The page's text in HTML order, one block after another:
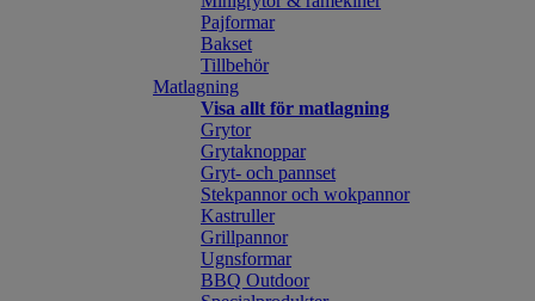
Pajformar
Bakset
Tillbehör
Matlagning
Visa allt för matlagning
Grytor
Grytaknoppar
Gryt- och pannset
Stekpannor och wokpannor
Kastruller
Grillpannor
Ugnsformar
BBQ Outdoor